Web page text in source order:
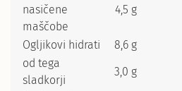
nasičene
maščobe
4,5 g
Ogljikovi hidrati
8,6 g
od tega
sladkorji
3,0 g